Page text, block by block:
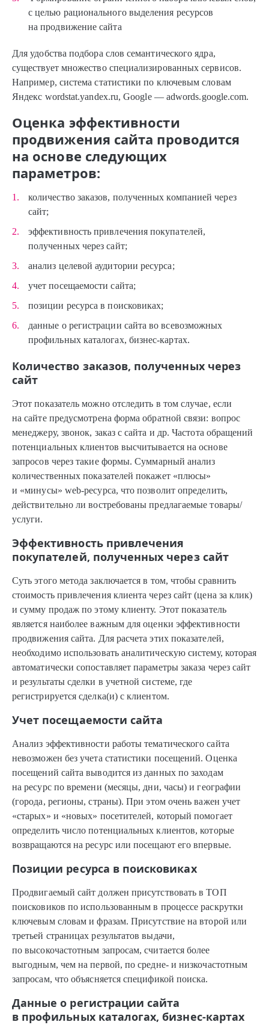
с целью рационального выделения ресурсов
на продвижение сайта
Для удобства подбора слов семантического ядра,
существует множество специализированных сервисов.
Например, система статистики по ключевым словам
Яндекс wordstat.yandex.ru, Google — adwords.google.com.
Оценка эффективности
продвижения сайта проводится
на основе следующих
параметров:
количество заказов, полученных компанией через
сайт;
эффективность привлечения покупателей,
полученных через сайт;
анализ целевой аудитории ресурса;
учет посещаемости сайта;
позиции ресурса в поисковиках;
данные о регистрации сайта во всевозможных
профильных каталогах, бизнес-картах.
Количество заказов, полученных через
сайт
Этот показатель можно отследить в том случае, если
на сайте предусмотрена форма обратной связи: вопрос
менеджеру, звонок, заказ с сайта и др. Частота обращений
потенциальных клиентов высчитывается на основе
запросов через такие формы. Суммарный анализ
количественных показателей покажет «плюсы»
и «минусы» web-ресурса, что позволит определить,
действительно ли востребованы предлагаемые товары/
услуги.
Эффективность привлечения
покупателей, полученных через сайт
Суть этого метода заключается в том, чтобы сравнить
стоимость привлечения клиента через сайт (цена за клик)
и сумму продаж по этому клиенту. Этот показатель
является наиболее важным для оценки эффективности
продвижения сайта. Для расчета этих показателей,
необходимо использовать аналитическую систему, которая
автоматически сопоставляет параметры заказа через сайт
и результаты сделки в учетной системе, где
регистрируется сделка(и) с клиентом.
Учет посещаемости сайта
Анализ эффективности работы тематического сайта
невозможен без учета статистики посещений. Оценка
посещений сайта выводится из данных по заходам
на ресурс по времени (месяцы, дни, часы) и географии
(города, регионы, страны). При этом очень важен учет
«старых» и «новых» посетителей, который помогает
определить число потенциальных клиентов, которые
возвращаются на ресурс или посещают его впервые.
Позиции ресурса в поисковиках
Продвигаемый сайт должен присутствовать в ТОП
поисковиков по использованным в процессе раскрутки
ключевым словам и фразам. Присутствие на второй или
третьей страницах результатов выдачи,
по высокочастотным запросам, считается более
выгодным, чем на первой, по средне- и низкочастотным
запросам, что объясняется спецификой поиска.
Данные о регистрации сайта
в профильных каталогах, бизнес-картах